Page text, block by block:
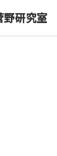
研究室